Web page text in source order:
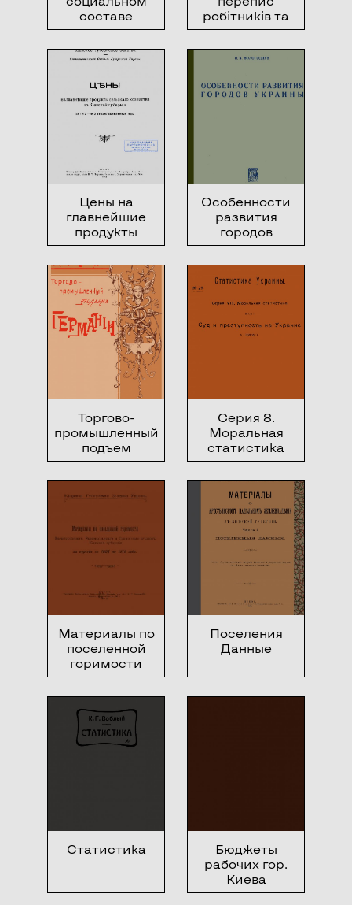
составе
населения г.
Киева
робітників та
службовців
України
Цены на
главнейшие
продукты
сельского
хозяйства в
Киевской
губернии
Особенности
развития
городов
Украины
Торгово-
промышленный
подъем
Германии
Серия 8.
Моральная
статистика
Материалы по
поселенной
горимости
Васильковскаго,
Радомысльскаго
и Сквирскаго
уездов
Киевской
Поселения
Данные
Статистика
Бюджеты
рабочих гор.
Киева